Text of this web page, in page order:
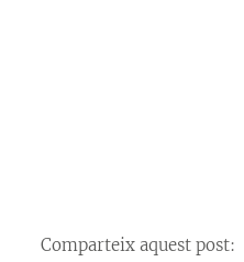
Comparteix aquest post: